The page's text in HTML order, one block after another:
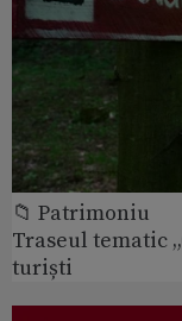
📁 Patrimoniu
Traseul tematic
turiști